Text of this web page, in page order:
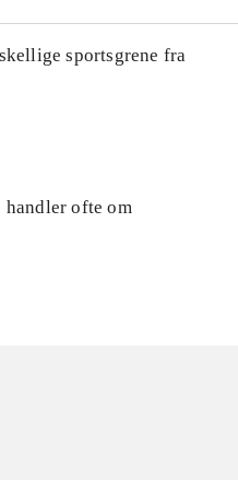
sportsgrene fra
handler ofte om